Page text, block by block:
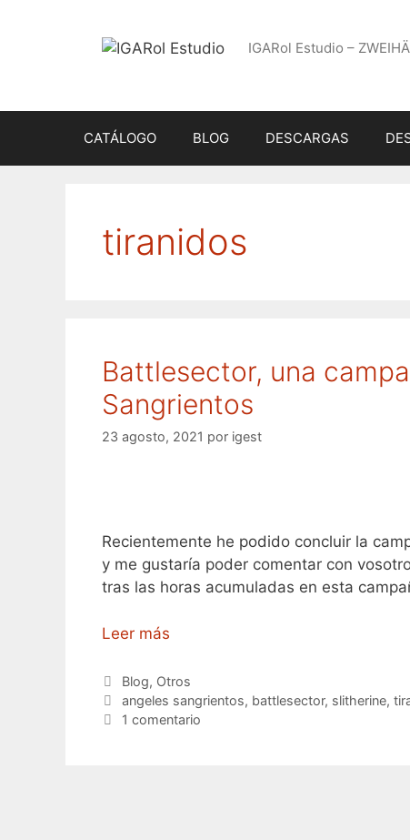
IGARol Estudio –
CATÁLOGO BLOG DESCARGAS
tiranidos
Battlesector, una
Sangrientos
23 agosto, 2021 por igest
Recientemente he podido concluir la
y me gustaría poder comentar con
tras las horas acumuladas en esta
Leer más
Categorías
Blog, Otros
Etiquetas
angeles sangrientos, battlesector, slitherine,
1 comentario